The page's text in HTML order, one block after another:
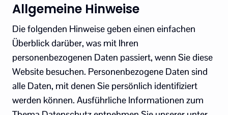
Allgemeine Hinweise
Die folgenden Hinweise geben einen einfachen
Überblick darüber, was mit Ihren
personenbezogenen Daten passiert, wenn Sie diese
Website besuchen. Personenbezogene Daten sind
alle Daten, mit denen Sie persönlich identifiziert
werden können. Ausführliche Informationen zum